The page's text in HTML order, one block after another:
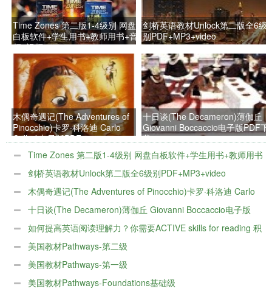
Time Zones 第二版1-4级别 网盘
白板软件+学生用书+教师用书+音
频+视频
剑桥英语教材Unlock第二版全6级
别PDF+MP3+video
木偶奇遇记(The Adventures of
Pinocchio)卡罗·科洛迪 Carlo
Collodi电子版PDF
十日谈(The Decameron)薄伽丘
Giovanni Boccaccio电子版PDF下
载
Time Zones 第二版1-4级别 网盘白板软件+学生用书+教师用书
+音频+视频
剑桥英语教材Unlock第二版全6级别PDF+MP3+video
木偶奇遇记(The Adventures of Pinocchio)卡罗·科洛迪 Carlo
Collodi电子版PDF
十日谈(The Decameron)薄伽丘 Giovanni Boccaccio电子版
PDF下载
如何提高英语阅读理解力？你需要ACTIVE skills for reading 积
极英语阅读教程共5本
美国教材Pathways-第二级
美国教材Pathways-第一级
美国教材Pathways-Foundations基础级